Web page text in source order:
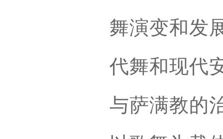
舞演变和发
代舞和现代
与萨满教的